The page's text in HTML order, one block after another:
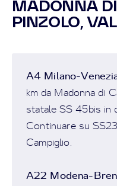
MADONNA
PINZOLO,
A4 Milano-
km da Madonna di
statale SS 45bis in
Continuare su
Campiglio.
A22 Modena-